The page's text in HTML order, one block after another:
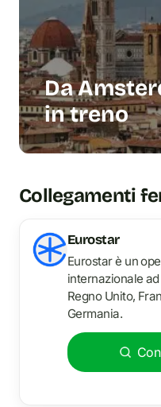
Da
in treno
Collegamenti
Eurostar
Eurostar è un
internazionale
Regno Unito,
Germania.